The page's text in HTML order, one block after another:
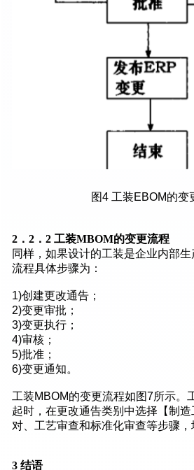
图4 工装EBOM的变
2 ．2 ．2 工装MBOM的变更流程
同样，如果设计的工装是企业内部
流程具体步骤为：
1)创建更改通告；
2)变更审批；
3)变更执行；
4)审核；
5)批准；
6)变更通知。
工装MBOM的变更流程如图7所示。
起时，在更改通告类别中选择【制
对、工艺审查和标准化审查等步骤，
3 结语